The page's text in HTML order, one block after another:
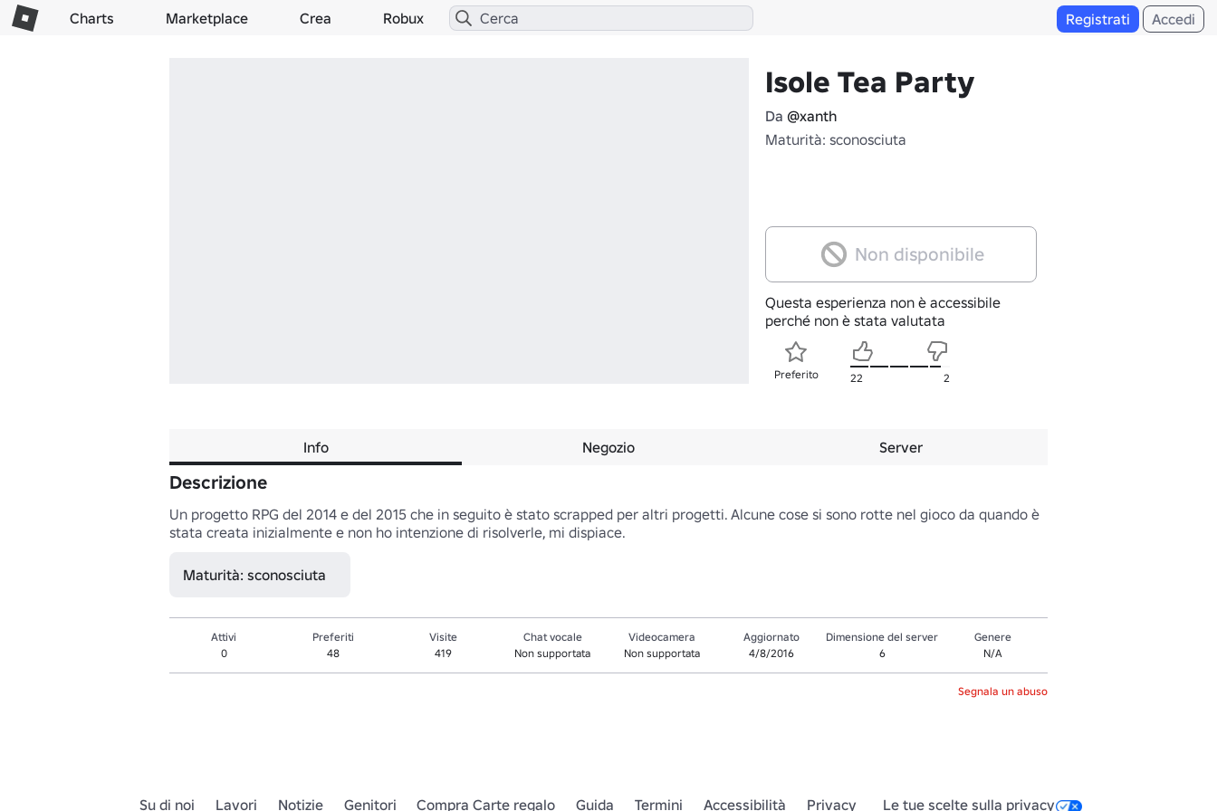
Charts Marketplace Crea Robux Registrati Accedi
Isole Tea Party
Da @xanth
Maturità: sconosciuta
Non disponibile
Questa esperienza non è accessibile
perché non è stata valutata
Preferito 22 2
Info Negozio Server
Descrizione
Un progetto RPG del 2014 e del 2015 che in seguito è stato scrapped per altri progetti. Alcune cose si sono rotte nel gioco da quando è
stata creata inizialmente e non ho intenzione di risolverle, mi dispiace.
Maturità: sconosciuta
Attivi
0
Preferiti
48
Visite
419
Chat vocale
Non supportata
Videocamera
Non supportata
Aggiornato
4/8/2016
Dimensione del server
6
Genere
N/A
Segnala un abuso
Su di noi Lavori Notizie Genitori Compra Carte regalo Guida Termini Accessibilità Privacy Le tue scelte sulla privacy